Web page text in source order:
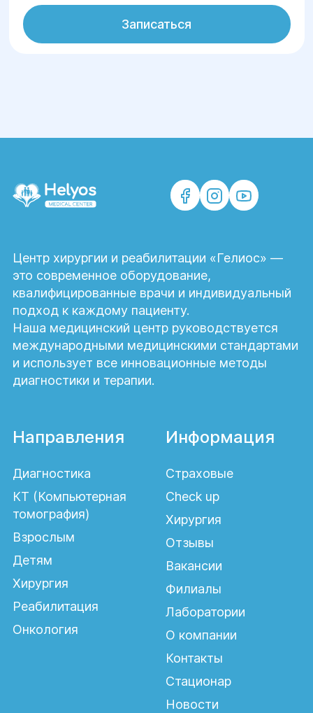
Записаться
Центр хирургии и реабилитации «Гелиос» —
это современное оборудование,
квалифицированные врачи и индивидуальный
подход к каждому пациенту.
Наша медицинский центр руководствуется
международными медицинскими стандартами
и использует все инновационные методы
диагностики и терапии.
Направления
Диагностика
КТ (Компьютерная
томография)
Взрослым
Детям
Хирургия
Реабилитация
Онкология
Информация
Страховые
Check up
Хирургия
Отзывы
Вакансии
Филиалы
Лаборатории
О компании
Контакты
Стационар
Новости